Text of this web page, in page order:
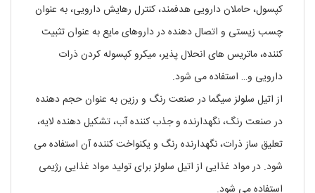
کپسول‌، حاملان دارویی هدفمند، کنترل رهایش دارویی، به عنوان
چسب زیستی و اتصال‌ دهنده در داروهای مایع به عنوان تثبیت
‌کننده، ماتریس های انحلال پذیر، میکرو کپسوله کردن ذرات
دارویی و… استفاده می شود.
از اتیل سلولز سیگما در صنعت رنگ و رزین به عنوان حجم دهنده
در صنعت رنگ، نگهدارنده و جذب ‌کننده آب، تشکیل‌ دهنده لایه،
تعلیق ‌‌ساز ذرات، نگهدارنده رنگ و یکنواخت‌‌ کننده آن استفاده می
شود. در مواد غذایی از اتیل سلولز برای تولید مواد غذایی رژیمی
استفاده می شود.